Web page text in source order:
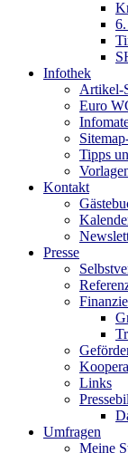
Infothek
Artikel-
Euro
Tipps
Kontakt
Presse
Links
Umfragen
Meine